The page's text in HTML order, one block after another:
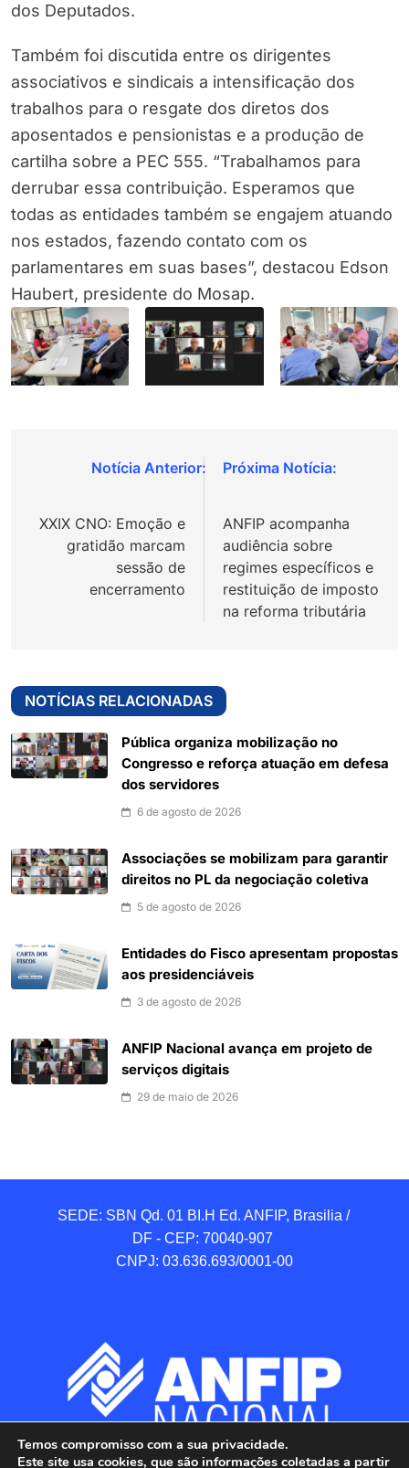
dos Deputados.
Também foi discutida entre os dirigentes
associativos e sindicais a intensificação dos
trabalhos para o resgate dos diretos dos
aposentados e pensionistas e a produção de
cartilha sobre a PEC 555. “Trabalhamos para
derrubar essa contribuição. Esperamos que
todas as entidades também se engajem atuando
nos estados, fazendo contato com os
parlamentares em suas bases”, destacou Edson
Haubert, presidente do Mosap.
Navegação
Post
XXIX CNO: Emoção e
gratidão marcam
sessão de
encerramento
ANFIP acompanha
audiência sobre
regimes específicos e
restituição de imposto
na reforma tributária
NOTÍCIAS RELACIONADAS
Pública organiza mobilização no
Congresso e reforça atuação em defesa
dos servidores
6 de agosto de 2026
Associações se mobilizam para garantir
direitos no PL da negociação coletiva
5 de agosto de 2026
Entidades do Fisco apresentam propostas
aos presidenciáveis
3 de agosto de 2026
ANFIP Nacional avança em projeto de
serviços digitais
29 de maio de 2026
SEDE: SBN Qd. 01 BI.H Ed. ANFIP, Brasilia /
DF - CEP: 70040-907
CNPJ: 03.636.693/0001-00
Temos compromisso com a sua privacidade.
Este site usa cookies, que são informações coletadas a partir